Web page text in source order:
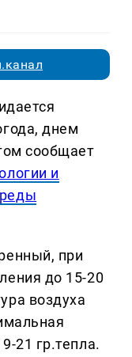
днем
сообщает
и
при
до 15-20
воздуха
21 гр.тепла.